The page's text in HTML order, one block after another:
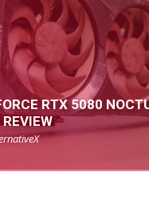
RTX 5080